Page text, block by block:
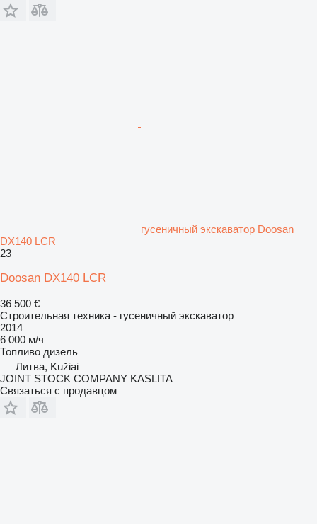
гусеничный экскаватор Doosan
DX140 LCR
23
Doosan DX140 LCR
36 500 €
Строительная техника - гусеничный экскаватор
2014
6 000 м/ч
Топливо дизель
Литва, Kužiai
JOINT STOCK COMPANY KASLITA
Связаться с продавцом